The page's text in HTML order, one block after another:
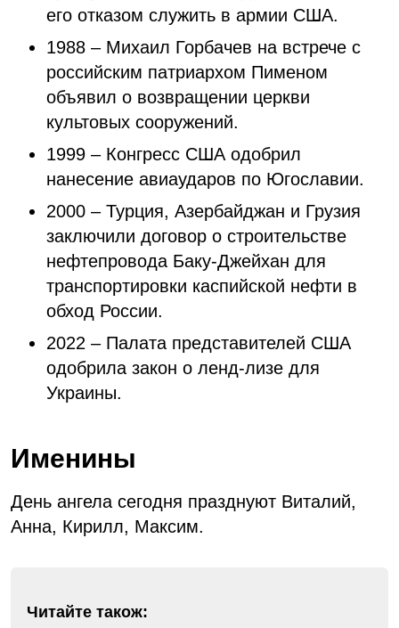
его отказом служить в армии США.
1988 – Михаил Горбачев на встрече с
российским патриархом Пименом
объявил о возвращении церкви
культовых сооружений.
1999 – Конгресс США одобрил
нанесение авиаударов по Югославии.
2000 – Турция, Азербайджан и Грузия
заключили договор о строительстве
нефтепровода Баку-Джейхан для
транспортировки каспийской нефти в
обход России.
2022 – Палата представителей США
одобрила закон о ленд-лизе для
Украины.
Именины
День ангела сегодня празднуют Виталий,
Анна, Кирилл, Максим.
Читайте також: